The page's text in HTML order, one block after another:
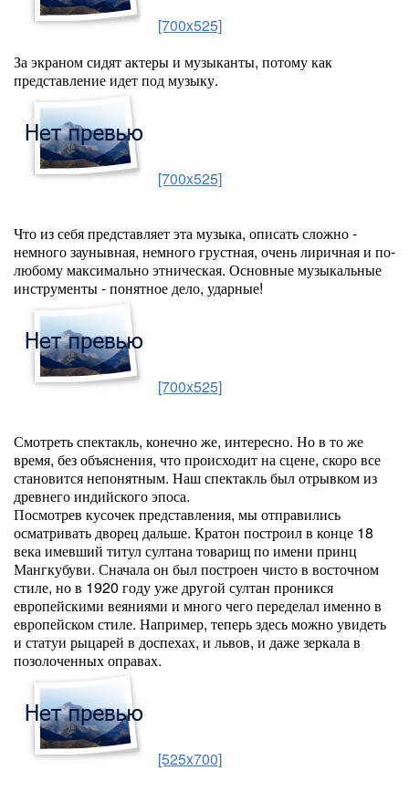
[700x525]
За экраном сидят актеры и музыканты, потому как
представление идет под музыку.
[700x525]
Что из себя представляет эта музыка, описать сложно -
немного заунывная, немного грустная, очень лиричная и по-
любому максимально этническая. Основные музыкальные
инструменты - понятное дело, ударные!
[700x525]
Смотреть спектакль, конечно же, интересно. Но в то же
время, без объяснения, что происходит на сцене, скоро все
становится непонятным. Наш спектакль был отрывком из
древнего индийского эпоса.
Посмотрев кусочек представления, мы отправились
осматривать дворец дальше. Кратон построил в конце 18
века имевший титул султана товарищ по имени принц
Мангкубуви. Сначала он был построен чисто в восточном
стиле, но в 1920 году уже другой султан проникся
европейскими веяниями и много чего переделал именно в
европейском стиле. Например, теперь здесь можно увидеть
и статуи рыцарей в доспехах, и львов, и даже зеркала в
позолоченных оправах.
[525x700]